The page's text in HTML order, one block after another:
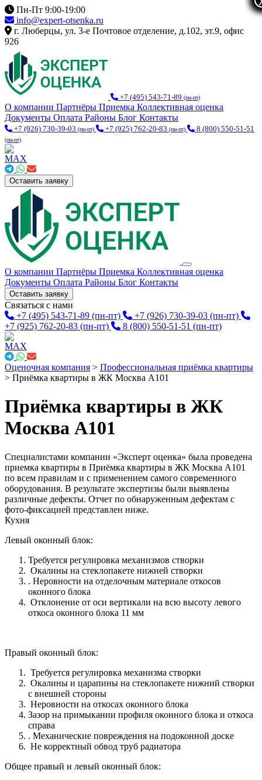
Пн-Пт 9:00-19:00
info@expert-otsenka.ru
г. Люберцы, ул. 3-е Почтовое отделение, д.102, эт.9, офис
926
+7 (495) 543-71-89 (пн-пт)
О компании Партнёры Приемка Коллективная оценка
Документы Оплата Районы Блог Контакты
+7 (926) 730-39-03 (пн-пт) +7 (925) 762-20-83 (пн-пт) 8 (800) 550-51-51
(пн-пт)
Оставить заявку
О компании Партнёры Приемка Коллективная оценка
Документы Оплата Районы Блог Контакты
Оставить заявку
Связаться с нами
+7 (495) 543-71-89 (пн-пт) +7 (926) 730-39-03 (пн-пт)
+7 (925) 762-20-83 (пн-пт) 8 (800) 550-51-51 (пн-пт)
Оценочная компания > Профессиональная приёмка квартиры
> Приёмка квартиры в ЖК Москва А101
Приёмка квартиры в ЖК
Москва А101
Специалистами компании «Эксперт оценка» была проведена
приемка квартиры в Приёмка квартиры в ЖК Москва А101
по всем правилам и с применением самого современного
оборудования. В результате экспертизы были выявлены
различные дефекты. Отчет по обнаруженным дефектам с
фото-фиксацией представлен ниже.
Кухня
Левый оконный блок:
Требуется регулировка механизмов створки
Окалины на стеклопакете нижней створки
. Неровности на отделочным материале откосов
оконного блока
Отклонение от оси вертикали на всю высоту левого
откоса оконного блока 11 мм
Правый оконный блок:
Требуется регулировка механизма створки
Окалины и царапины на стеклопакете нижний створки
с внешней стороны
Неровности на откосах оконного блока
Зазор на примыкании профиля оконного блока и откоса
справа
. Механические повреждения на подоконной доске
Не корректный обвод труб радиатора
Общее правый и левый оконный блок: